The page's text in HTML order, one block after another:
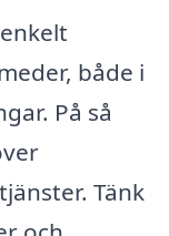
både i
På så
Tänk